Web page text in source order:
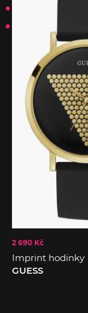
2 690 Kč
Imprint hodinky
GUESS